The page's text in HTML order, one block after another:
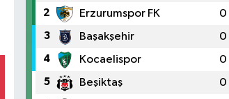
2 Erzurumspor FK 0
3 Başakşehir 0
4 Kocaelispor 0
5 Beşiktaş 0